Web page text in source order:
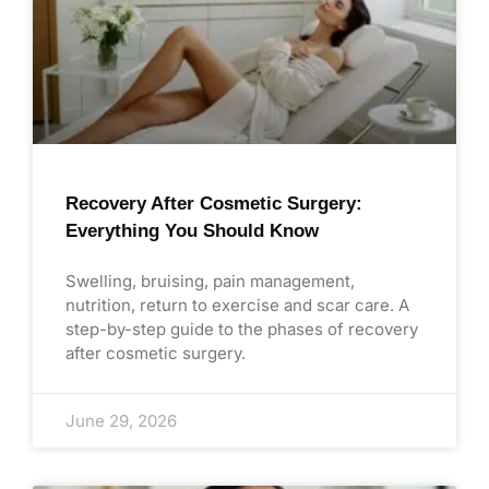
Recovery After Cosmetic Surgery:
Everything You Should Know
Swelling, bruising, pain management,
nutrition, return to exercise and scar care. A
step-by-step guide to the phases of recovery
after cosmetic surgery.
June 29, 2026